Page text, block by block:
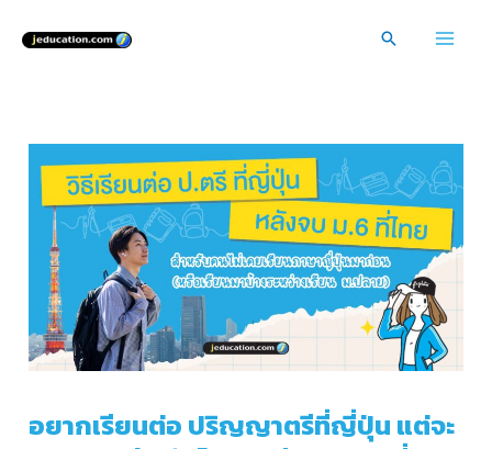
Search
อยากเรียนต่อ ปริญญาตรีที่ญี่ปุ่น แต่จะ